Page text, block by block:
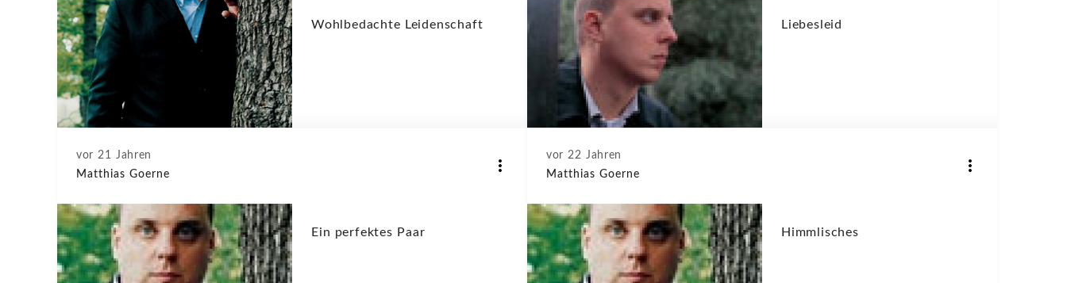
Wohlbedachte Leidenschaft
vor 21 Jahren
Matthias Goerne
Liebesleid
vor 22 Jahren
Matthias Goerne
Ein perfektes Paar Himmlisches